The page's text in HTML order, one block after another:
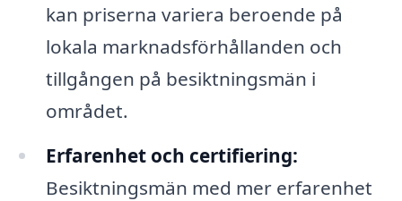
kan priserna variera beroende på
lokala marknadsförhållanden och
tillgången på besiktningsmän i
området.
Erfarenhet och certifiering:
Besiktningsmän med mer erfarenhet